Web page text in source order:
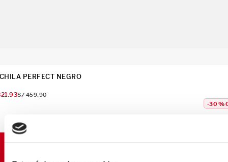
PERFECT NEGRO
.93S/459.90
-30 %